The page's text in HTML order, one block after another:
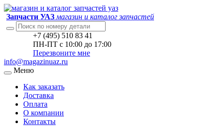
Запчасти УАЗ магазин и каталог запчастей
+7 (495) 510 83 41
ПН-ПТ с 10:00 до 17:00
Перезвоните мне
info@magazinuaz.ru
Меню
Как заказать
Доставка
Оплата
О компании
Контакты